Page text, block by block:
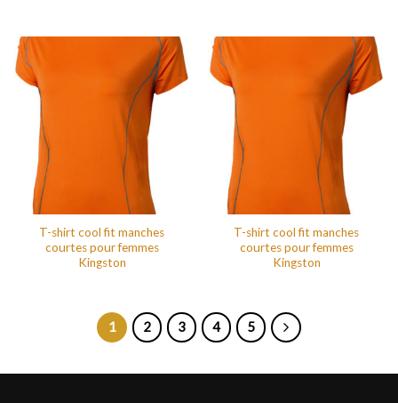
T-shirt cool fit manches
courtes pour femmes
Kingston
T-shirt cool fit manches
courtes pour femmes
Kingston
1 2 3 4 5